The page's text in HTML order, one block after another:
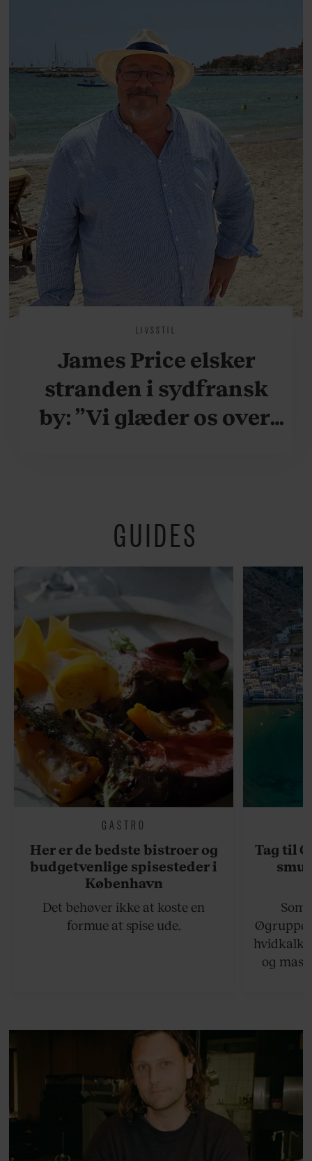
arv, angst, familieliv, frygten for
at miste stemmen og den
livsglæde, han nægter at give slip
på.
LIVSSTIL
James Price elsker
stranden i sydfransk
by: ”Vi glæder os over,
fredeligt”
GUIDES
GASTRO
Her er de bedste bistroer og
budgetvenlige spisesteder i
København
Det behøver ikke at koste en
formue at spise ude.
Tag til
og